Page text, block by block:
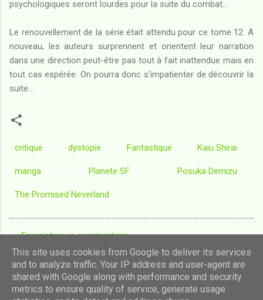
psychologiques seront lourdes pour la suite du combat...
Le renouvellement de la série était attendu pour ce tome 12. A
nouveau, les auteurs surprennent et orientent leur narration
dans une direction peut-être pas tout à fait inattendue mais en
tout cas espérée. On pourra donc s'impatienter de découvrir la
suite...
critique dystopie Fantastique Kaiu Shirai
manga Planete SF Posuka Demizu
The Promised Neverland
C
o
m
m
Enregistrer un commentaire
Fourni par Blogger
This site uses cookies from Google to deliver its services
and to analyze traffic. Your IP address and user-agent are
shared with Google along with performance and security
metrics to ensure quality of service, generate usage